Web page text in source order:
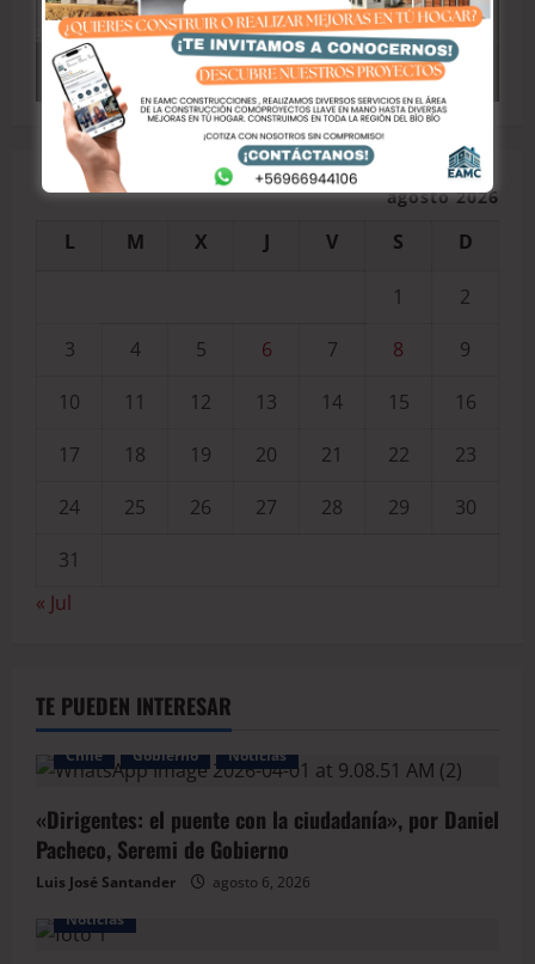
agosto 2026
L M X J V S D
1
2
3
4 5 6 7 8
9
10
11 12 13 14 15
16
17
18 19 20 21 22
23
24
25 26 27 28 29
30
31
« Jul
TE PUEDEN INTERESAR
Chile Gobierno Noticias
«Dirigentes: el puente con la ciudadanía», por Daniel
Pacheco, Seremi de Gobierno
Luis José Santander
agosto 6, 2026
Noticias